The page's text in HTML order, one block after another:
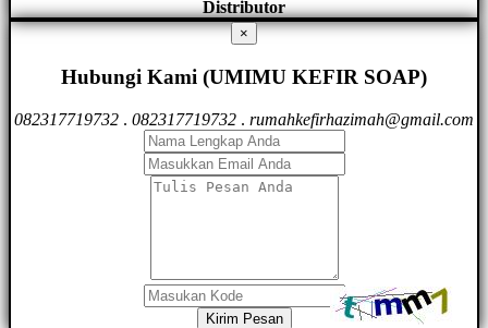
Distributor
×
Hubungi Kami (UMIMU KEFIR SOAP)
082317719732 . 082317719732 . rumahkefirhazimah@gmail.com
Kirim Pesan